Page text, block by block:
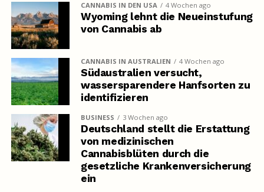
CANNABIS IN DEN USA 4 Wochen ago
Wyoming lehnt die Neueinstufung
von Cannabis ab
CANNABIS IN AUSTRALIEN 4 Wochen ago
Südaustralien versucht,
wassersparendere Hanfsorten zu
identifizieren
BUSINESS 3 Wochen ago
Deutschland stellt die Erstattung
von medizinischen
Cannabisblüten durch die
gesetzliche Krankenversicherung
ein